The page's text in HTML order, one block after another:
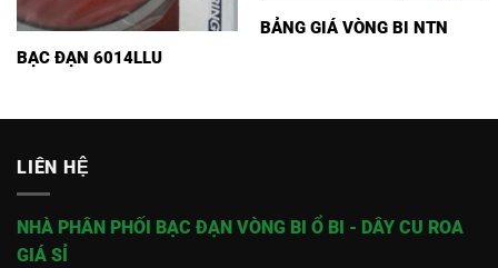
BẠC ĐẠN 6014LLU
BẢNG GIÁ VÒNG BI NTN
LIÊN HỆ
NHÀ PHÂN PHỐI BẠC ĐẠN VÒNG BI Ổ BI - DÂY CU ROA
GIÁ SỈ